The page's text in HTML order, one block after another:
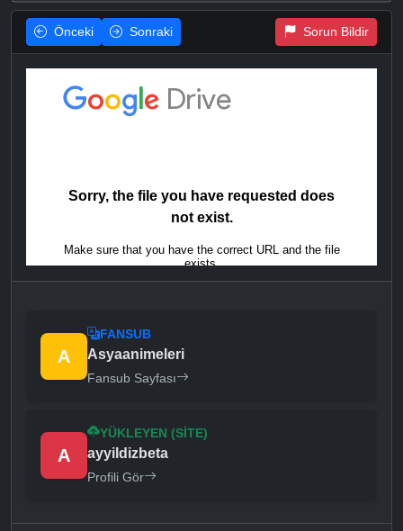
Önceki Sonraki Sorun Bildir
A
FANSUB
Asyaanimeleri
Fansub Sayfası
A
YÜKLEYEN (SITE)
ayyildizbeta
Profili Gör